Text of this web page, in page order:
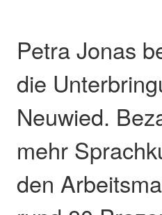
Petra Jonas
die
Neuwied.
mehr
den